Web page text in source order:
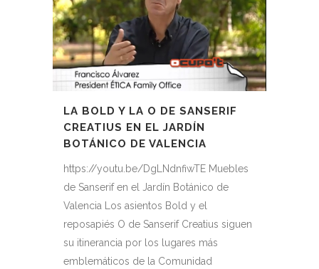
LA BOLD Y LA O DE SANSERIF
CREATIUS EN EL JARDÍN
BOTÁNICO DE VALENCIA
https://youtu.be/DgLNdnfiwTE Muebles
de Sanserif en el Jardín Botánico de
Valencia Los asientos Bold y el
reposapiés O de Sanserif Creatius siguen
su itinerancia por los lugares más
emblemáticos de la Comunidad